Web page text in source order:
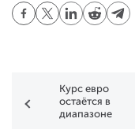
Курс евро
остаётся в
диапазоне